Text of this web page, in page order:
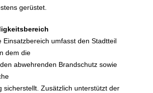
gerüstet.
Einsatzbereich umfasst den Stadtteil
dem die
abwehrenden Brandschutz sowie
sicherstellt. Zusätzlich unterstützt der